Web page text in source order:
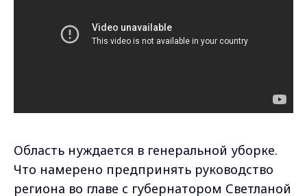
Область нуждается в генеральной уборке.
Что намерено предпринять руководство
региона во главе с губернатором Светланой